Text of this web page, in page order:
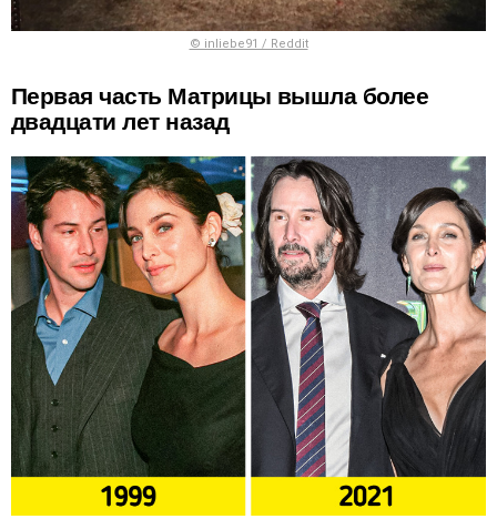
© inliebe91 / Reddit
Первая часть Матрицы вышла более
двадцати лет назад